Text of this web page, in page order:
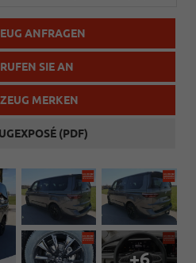
ANFRAGEN
SIE AN
MERKEN
(PDF)
+6